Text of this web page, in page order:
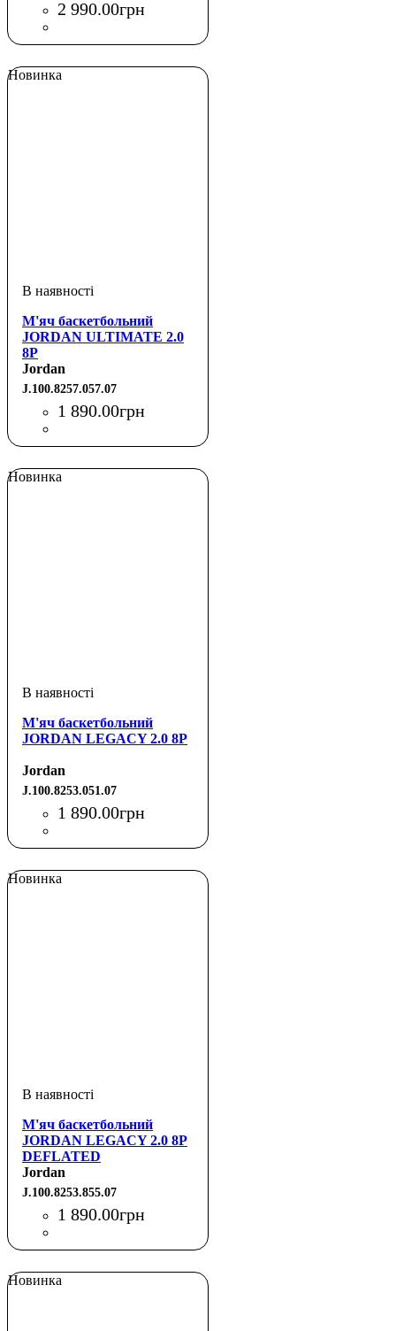
2 990.00грн
Новинка
М'яч баскетбольний
JORDAN ULTIMATE 2.0
8P
Jordan
J.100.8257.057.07
1 890.00грн
Новинка
М'яч баскетбольний
JORDAN LEGACY 2.0 8P
Jordan
J.100.8253.051.07
1 890.00грн
Новинка
М'яч баскетбольний
JORDAN LEGACY 2.0 8P
DEFLATED
AMBER/BLACK/METALLIC
SILVER/BLACK 07
Jordan
J.100.8253.855.07
1 890.00грн
Новинка